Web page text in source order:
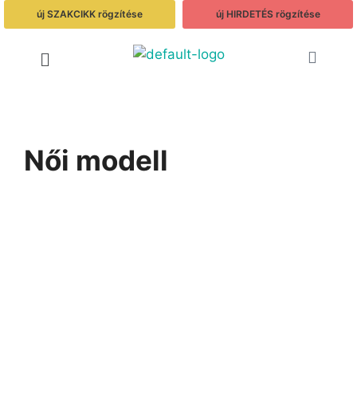
új SZAKCIKK rögzítése új HIRDETÉS rögzítése
Női modell